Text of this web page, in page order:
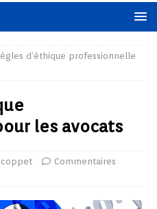
d’éthique professionnelle
les avocats
Commentaires